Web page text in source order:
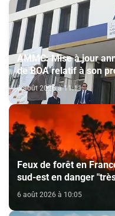
AMMC: Mise à jour
de BOA relatif à son
certificats de dépôt
6 août 2026 à 11:11
Feux de forêt en
sud-est en danger
6 août 2026 à 10:05